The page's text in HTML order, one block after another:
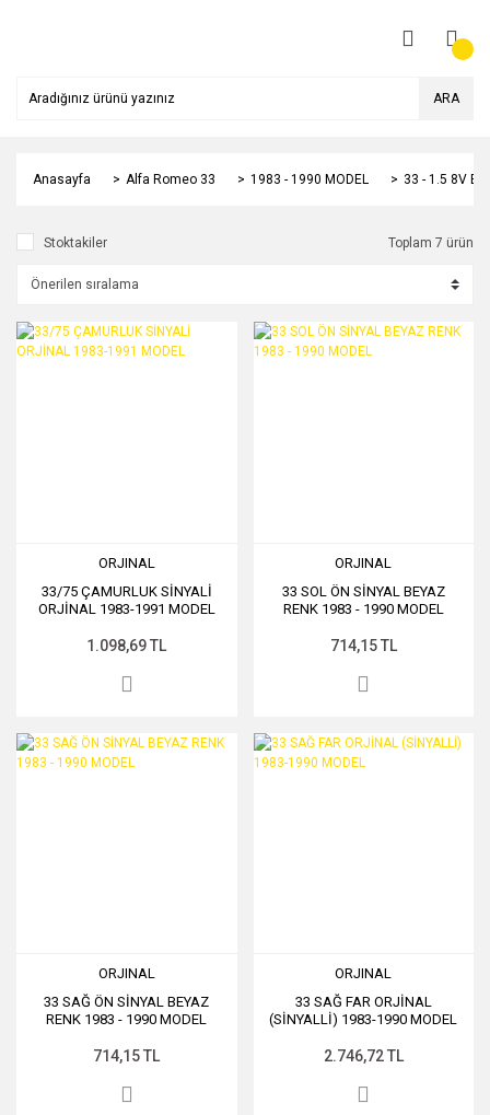
ARA
Anasayfa Alfa Romeo 33 1983 - 1990 MODEL 33 - 1.5 8V
Stoktakiler Toplam 7 ürün
ORJINAL
33/75 ÇAMURLUK SİNYALİ
ORJİNAL 1983-1991 MODEL
1.098,69 TL
ORJINAL
33 SOL ÖN SİNYAL BEYAZ
RENK 1983 - 1990 MODEL
714,15 TL
ORJINAL
33 SAĞ ÖN SİNYAL BEYAZ
RENK 1983 - 1990 MODEL
714,15 TL
ORJINAL
33 SAĞ FAR ORJİNAL
(SİNYALLİ) 1983-1990 MODEL
2.746,72 TL